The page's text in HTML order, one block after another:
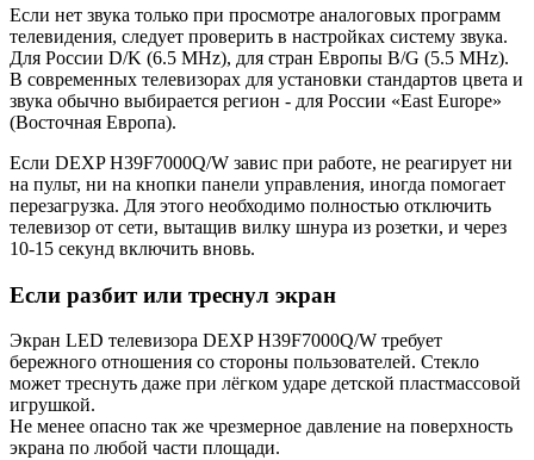
Если нет звука только при просмотре аналоговых программ
телевидения, следует проверить в настройках систему звука.
Для России D/K (6.5 MHz), для стран Европы B/G (5.5 MHz).
В современных телевизорах для установки стандартов цвета и
звука обычно выбирается регион - для России «East Europe»
(Восточная Европа).
Если DEXP H39F7000Q/W завис при работе, не реагирует ни
на пульт, ни на кнопки панели управления, иногда помогает
перезагрузка. Для этого необходимо полностью отключить
телевизор от сети, вытащив вилку шнура из розетки, и через
10-15 секунд включить вновь.
Если разбит или треснул экран
Экран LED телевизора DEXP H39F7000Q/W требует
бережного отношения со стороны пользователей. Стекло
может треснуть даже при лёгком ударе детской пластмассовой
игрушкой.
Не менее опасно так же чрезмерное давление на поверхность
экрана по любой части площади.